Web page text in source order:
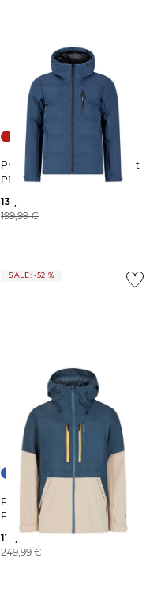
Protest | Herren Snowjacket
PRTSUPERIOR Slim Fit
131,15 €
199,99 €
SALE: -52 %
Protest | Herren Skijacke
PRTBAKIE
119,99 €
249,99 €